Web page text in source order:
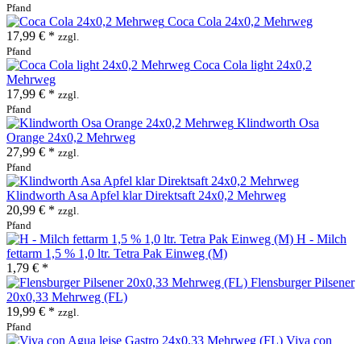
Pfand
Coca Cola 24x0,2 Mehrweg
17,99 € * zzgl.
Pfand
Coca Cola light 24x0,2
Mehrweg
17,99 € * zzgl.
Pfand
Klindworth Osa
Orange 24x0,2 Mehrweg
27,99 € * zzgl.
Pfand
Klindworth Asa Apfel klar Direktsaft 24x0,2 Mehrweg
20,99 € * zzgl.
Pfand
H - Milch
fettarm 1,5 % 1,0 ltr. Tetra Pak Einweg (M)
1,79 € *
Flensburger Pilsener
20x0,33 Mehrweg (FL)
19,99 € * zzgl.
Pfand
Viva con